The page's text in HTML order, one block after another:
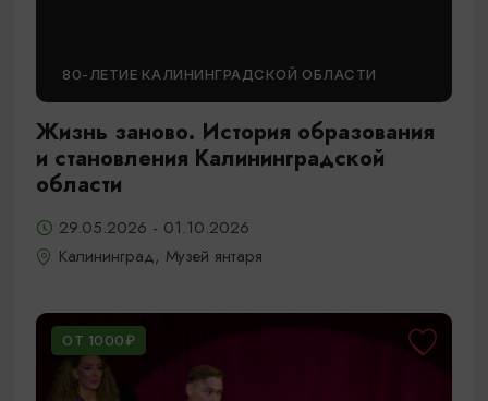
80-ЛЕТИЕ КАЛИНИНГРАДСКОЙ ОБЛАСТИ
Жизнь заново. История образования
и становления Калининградской
области
29.05.2026 - 01.10.2026
Калининград, Музей янтаря
ОТ 1000₽